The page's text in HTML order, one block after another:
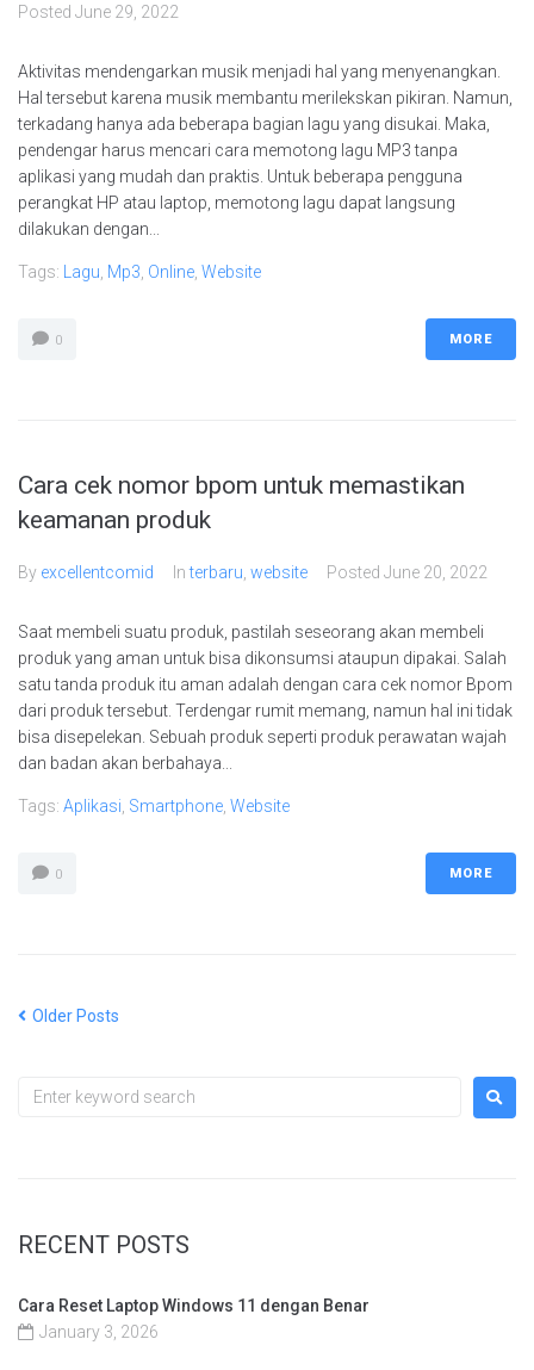
Posted June 29, 2022
Aktivitas mendengarkan musik menjadi hal yang menyenangkan.
Hal tersebut karena musik membantu merilekskan pikiran. Namun,
terkadang hanya ada beberapa bagian lagu yang disukai. Maka,
pendengar harus mencari cara memotong lagu MP3 tanpa
aplikasi yang mudah dan praktis. Untuk beberapa pengguna
perangkat HP atau laptop, memotong lagu dapat langsung
dilakukan dengan...
Tags: Lagu Mp3 Online Website
0 MORE
Cara cek nomor bpom untuk memastikan
keamanan produk
By excellentcomid Interbaru website Posted June 20, 2022
Saat membeli suatu produk, pastilah seseorang akan membeli
produk yang aman untuk bisa dikonsumsi ataupun dipakai. Salah
satu tanda produk itu aman adalah dengan cara cek nomor Bpom
dari produk tersebut. Terdengar rumit memang, namun hal ini tidak
bisa disepelekan. Sebuah produk seperti produk perawatan wajah
dan badan akan berbahaya...
Tags: Aplikasi Smartphone Website
0 MORE
Older Posts
RECENT POSTS
Cara Reset Laptop Windows 11 dengan Benar
January 3, 2026